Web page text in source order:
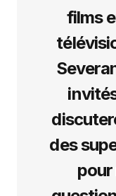
films
des
pour